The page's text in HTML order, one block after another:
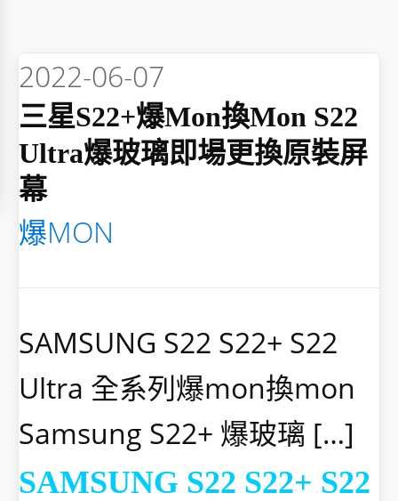
2022-06-07
三星S22+爆mon換mon S22
Ultra爆玻璃即場更換原裝屏
幕
爆MON
SAMSUNG S22 S22+ S22
Ultra 全系列爆mon換mon
Samsung S22+ 爆玻璃 […]
SAMSUNG S22 S22+ S22